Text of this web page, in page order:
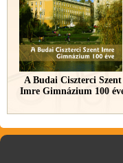
A Budai Ciszterci Szent
Imre Gimnázium 100